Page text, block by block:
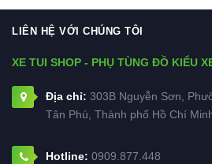
LIÊN HỆ VỚI CHÚNG TÔI
XE TUI SHOP - PHỤ TÙNG ĐỒ KIỂU
Địa chỉ: 303B Nguyễn Sơn,
Tân Phú, Thành phố Hồ Chí
Hotline: 0909.877.448